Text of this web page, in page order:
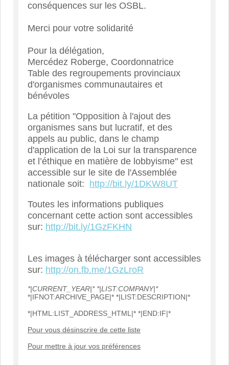
conséquences sur les OSBL.
Merci pour votre solidarité
Pour la délégation,
Mercédez Roberge, Coordonnatrice
Table des regroupements provinciaux
d'organismes communautaires et
bénévoles
La pétition "Opposition à l'ajout des
organismes sans but lucratif, et des
appels au public, dans le champ
d'application de la Loi sur la transparence
et l’éthique en matière de lobbyisme" est
accessible sur le site de l'Assemblée
nationale soit: http://bit.ly/1DKW8UT
Toutes les informations publiques
concernant cette action sont accessibles
sur: http://bit.ly/1GzFKHN
Les images à télécharger sont accessibles
sur: http://on.fb.me/1GzLroR
*|CURRENT_YEAR|* *|LIST:COMPANY|*
*|IFNOT:ARCHIVE_PAGE|* *|LIST:DESCRIPTION|*
*|HTML:LIST_ADDRESS_HTML|* *|END:IF|*
Pour vous désinscrire de cette liste
Pour mettre à jour vos préférences